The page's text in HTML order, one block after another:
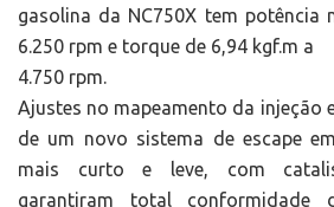
gasolina da NC750X tem potência
6.250 rpm e torque de 6,94 kgf.m a
4.750 rpm.
Ajustes no mapeamento da injeção
de um novo sistema de escape
mais curto e leve, com
garantiram total